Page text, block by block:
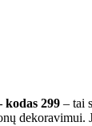
299 – tai